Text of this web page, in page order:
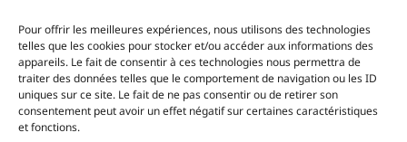
Pour offrir les meilleures expériences, nous utilisons des technologies
telles que les cookies pour stocker et/ou accéder aux informations des
appareils. Le fait de consentir à ces technologies nous permettra de
traiter des données telles que le comportement de navigation ou les ID
uniques sur ce site. Le fait de ne pas consentir ou de retirer son
consentement peut avoir un effet négatif sur certaines caractéristiques
et fonctions.
Yaccarino Dan
Yamashita Haruo
Yerkes Jennifer
Ylla